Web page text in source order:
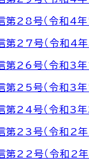
第28号（令和4
第27号（令和4
第26号（令和3
第25号（令和3
第24号（令和3
第23号（令和2
第22号（令和2